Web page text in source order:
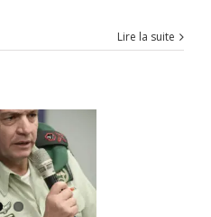
Lire la suite